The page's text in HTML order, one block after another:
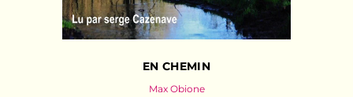
EN CHEMIN
Max Obione